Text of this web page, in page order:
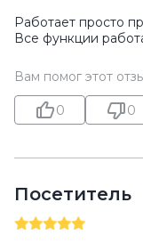
Работает просто
Все функции
Вам помог этот
0 0
Посетитель